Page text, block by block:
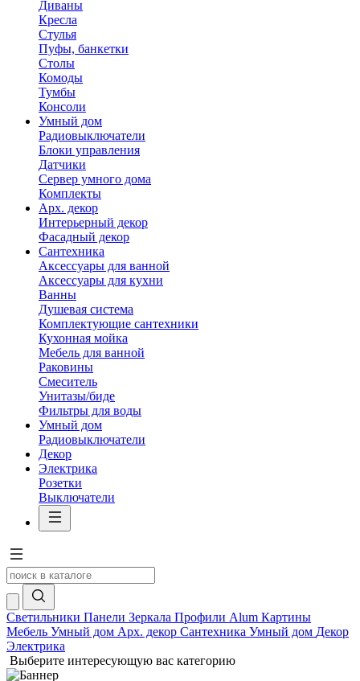
Диваны
Кресла
Стулья
Пуфы, банкетки
Столы
Комоды
Тумбы
Консоли
Умный дом
Радиовыключатели
Блоки управления
Датчики
Сервер умного дома
Комплекты
Арх. декор
Интерьерный декор
Фасадный декор
Сантехника
Аксессуары для ванной
Аксессуары для кухни
Ванны
Душевая система
Комплектующие сантехники
Кухонная мойка
Мебель для ванной
Раковины
Смеситель
Унитазы/биде
Фильтры для воды
Умный дом
Радиовыключатели
Декор
Электрика
Розетки
Выключатели
Светильники Панели Зеркала Профили Alum Картины
Мебель Умный дом Арх. декор Сантехника Умный дом Декор
Электрика
Выберите интересующую вас категорию